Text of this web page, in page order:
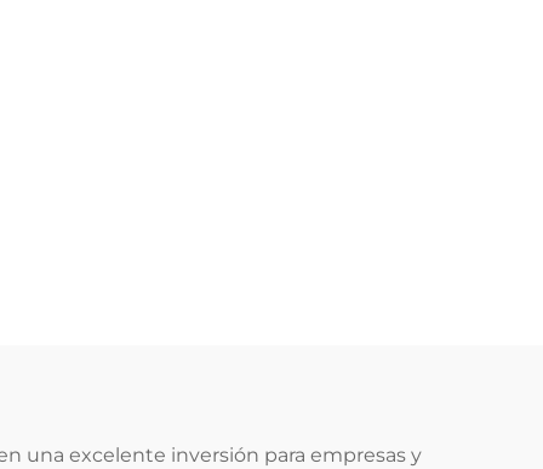
una excelente inversión para empresas y